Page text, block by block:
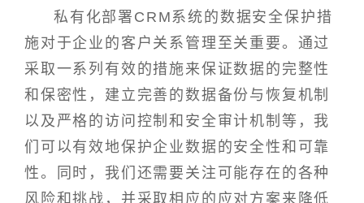
私有化部署CRM系统的数据安全保护措
施对于企业的客户关系管理至关重要。通过
采取一系列有效的措施来保证数据的完整性
和保密性，建立完善的数据备份与恢复机制
以及严格的访问控制和安全审计机制等，我
们可以有效地保护企业数据的安全性和可靠
性。同时，我们还需要关注可能存在的各种
风险和挑战，并采取相应的应对方案来降低